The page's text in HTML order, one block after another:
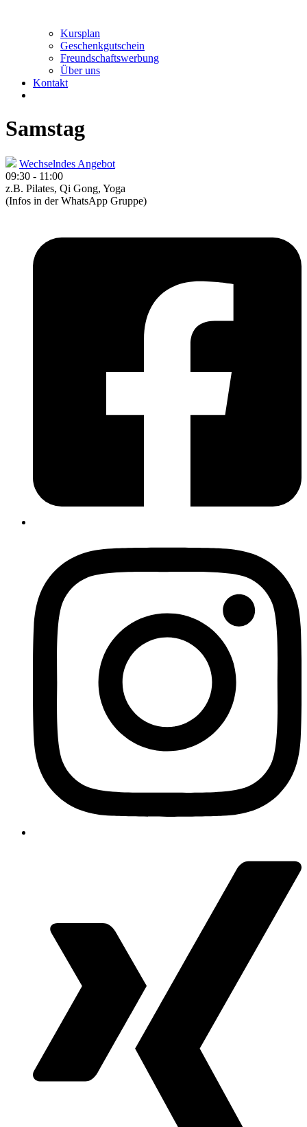
Kursplan
Geschenkgutschein
Freundschaftswerbung
Über uns
Kontakt
Samstag
Wechselndes Angebot
09:30 - 11:00
z.B. Pilates, Qi Gong, Yoga
(Infos in der WhatsApp Gruppe)